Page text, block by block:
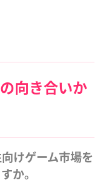
向き合いか
けゲーム市場を
か。